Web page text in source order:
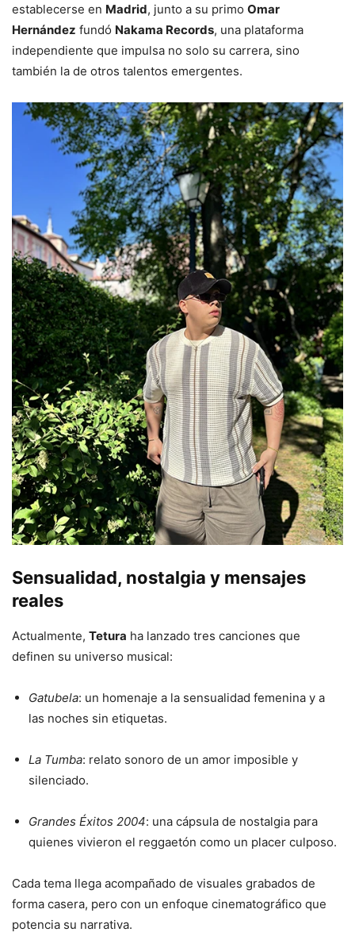
establecerse en Madrid, junto a su primo Omar
Hernández fundó Nakama Records, una plataforma
independiente que impulsa no solo su carrera, sino
también la de otros talentos emergentes.
Sensualidad, nostalgia y mensajes
reales
Actualmente, Tetura ha lanzado tres canciones que
definen su universo musical:
Gatubela: un homenaje a la sensualidad femenina y a
las noches sin etiquetas.
La Tumba: relato sonoro de un amor imposible y
silenciado.
Grandes Éxitos 2004: una cápsula de nostalgia para
quienes vivieron el reggaetón como un placer culposo.
Cada tema llega acompañado de visuales grabados de
forma casera, pero con un enfoque cinematográfico que
potencia su narrativa.